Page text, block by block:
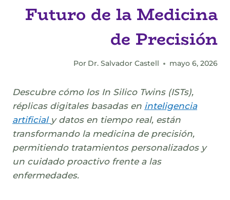
Futuro de la Medicina
de Precisión
Por Dr. Salvador Castell mayo 6, 2026
Descubre cómo los In Silico Twins (ISTs),
réplicas digitales basadas en inteligencia
artificial y datos en tiempo real, están
transformando la medicina de precisión,
permitiendo tratamientos personalizados y
un cuidado proactivo frente a las
enfermedades.